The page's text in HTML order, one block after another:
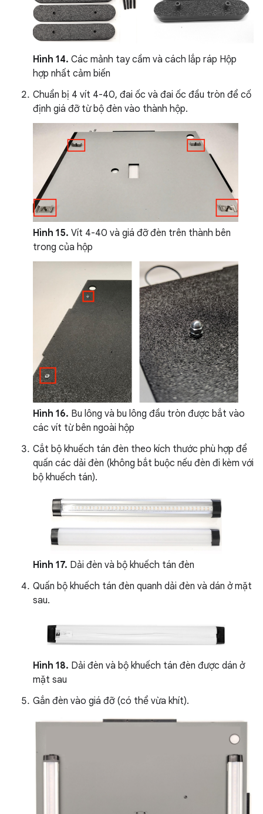
Hình 14. Các mảnh tay cầm và cách lắp ráp Hộp
hợp nhất cảm biến
Chuẩn bị 4 vít 4-40, đai ốc và đai ốc đầu tròn để cố
định giá đỡ từ bộ đèn vào thành hộp.
Hình 15. Vít 4-40 và giá đỡ đèn trên thành bên
trong của hộp
Hình 16. Bu lông và bu lông đầu tròn được bắt vào
các vít từ bên ngoài hộp
Cắt bộ khuếch tán đèn theo kích thước phù hợp để
quấn các dải đèn (không bắt buộc nếu đèn đi kèm với
bộ khuếch tán).
Hình 17. Dải đèn và bộ khuếch tán đèn
Quấn bộ khuếch tán đèn quanh dải đèn và dán ở mặt
sau.
Hình 18. Dải đèn và bộ khuếch tán đèn được dán ở
mặt sau
Gắn đèn vào giá đỡ (có thể vừa khít).